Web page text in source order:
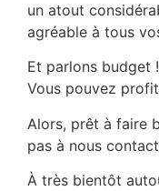
un atout
agréable à tous
Et parlons budget
Vous pouvez
Alors, prêt à faire
pas à nous
À très bientôt